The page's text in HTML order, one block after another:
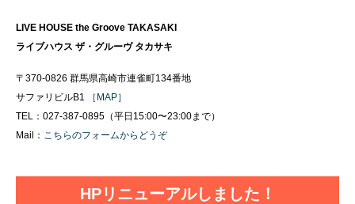
LIVE HOUSE the Groove TAKASAKI
ライブハウス ザ・グルーヴ タカサキ
〒370-0826 群馬県高崎市連雀町134番地
サファリビルB1
［MAP］
TEL：027-387-0895（平日15:00〜23:00まで）
Mail： こちらのフォームからどうぞ
HPリニューアルしました！